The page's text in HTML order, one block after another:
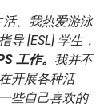
活、我热爱游泳
导 [ESL] 学生，
工作。 我并不
开展各种活
些自己喜欢的